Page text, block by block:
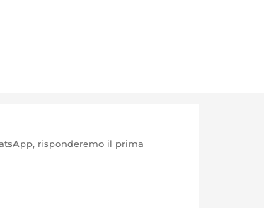
risponderemo il prima